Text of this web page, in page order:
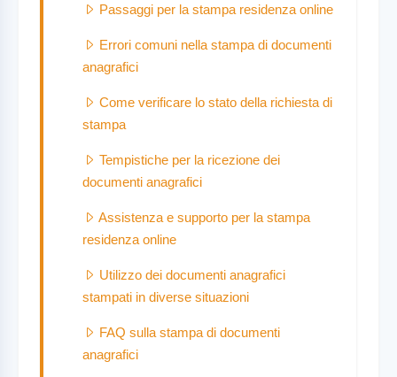
Passaggi per la stampa residenza online
Errori comuni nella stampa di documenti
anagrafici
Come verificare lo stato della richiesta di
stampa
Tempistiche per la ricezione dei
documenti anagrafici
Assistenza e supporto per la stampa
residenza online
Utilizzo dei documenti anagrafici
stampati in diverse situazioni
FAQ sulla stampa di documenti
anagrafici